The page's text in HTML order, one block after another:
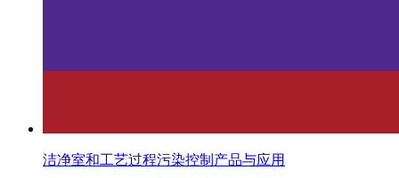
洁净室和工艺过程污染控制产品与应用